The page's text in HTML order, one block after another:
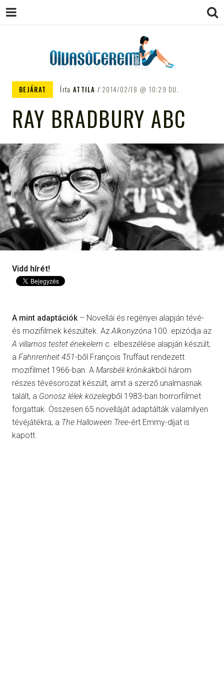
OLVASÓTEREM.COM – AZ
TÁMOGATÓJA
BEJÁRAT Írta ATTILA 2014/02/18 10:29 DU.
RAY BRADBURY ABC
Vidd hírét!
A mint adaptációk– Novellái és regényei alapján tévé-
és mozifilmek készültek. AzAlkonyzóna 100. epizódja az
A villamos testet énekelem c. elbeszélése alapján készült,
a Fahnrenheit 451-ből François Truffaut rendezett
mozifilmet 1966-ban. A Marsbéli krónikákból három
részes tévésorozat készült, amit a szerző unalmasnak
talált, a Gonosz lélek közelegből 1983-ban horrorfilmet
forgattak. Összesen 65 novelláját adaptálták valamilyen
tévéjátékra, a The Halloween Tree-ért Emmy-díjat is
kapott.